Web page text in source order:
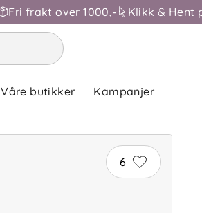
Fri frakt over 1000,- Klikk & Hent
Våre butikker Kampanjer
6